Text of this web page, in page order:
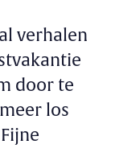
verhalen
door te
los